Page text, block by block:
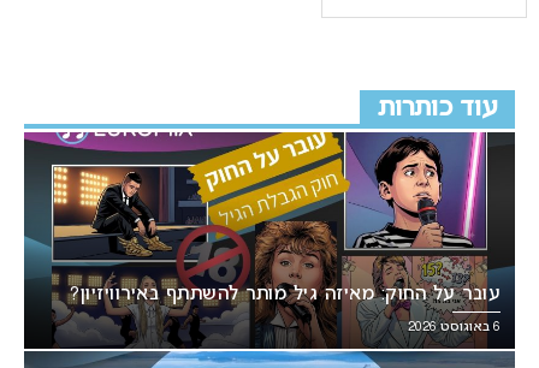
עוד כותרות
עובר על החוק: מאיזה גיל מותר להשתתף באירוויזיון?
6 באוגוסט 2026